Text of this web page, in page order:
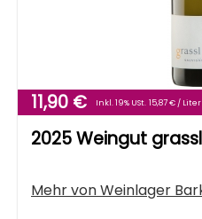
11,90 € Inkl. 19% USt. 15,87 € / Liter
2025 Weingut
Mehr vonWeinlager